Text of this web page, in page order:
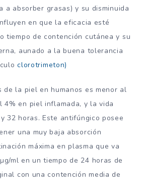
a absorber grasas) y su disminuida
en que la eficacia esté
tiempo de contención cutánea y su
aunado a la buena tolerancia
clorotrimeton)
de la piel en humanos es menor al
4% en piel inflamada, y la vida
32 horas. Este antifúngico posee
una muy baja absorción
máxima en plasma que va
ml en un tiempo de 24 horas de
con una contención media de